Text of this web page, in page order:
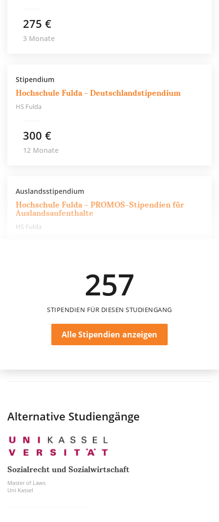
275 €
3 Monate
Stipendium
Hochschule Fulda - Deutschlandstipendium
HS Fulda
300 €
12 Monate
Auslandsstipendium
Hochschule Fulda – PROMOS-Stipendien für
Auslandsaufenthalte
HS Fulda
257
STIPENDIEN FÜR DIESEN STUDIENGANG
Alle Stipendien anzeigen
Alternative Studiengänge
Sozialrecht und Sozialwirtschaft
Master of Laws
Uni Kassel